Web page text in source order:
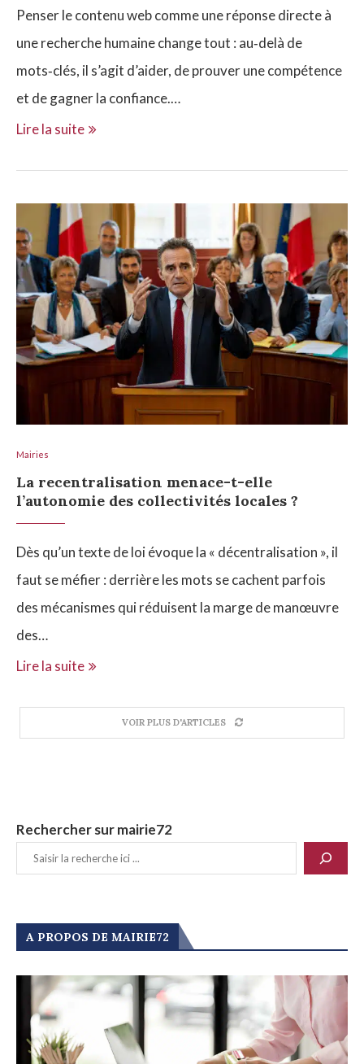
Penser le contenu web comme une réponse directe à
une recherche humaine change tout : au‑delà de
mots‑clés, il s’agit d’aider, de prouver une compétence
et de gagner la confiance.…
Lire la suite
Mairies
La recentralisation menace-t-elle
l’autonomie des collectivités locales ?
Dès qu’un texte de loi évoque la « décentralisation », il
faut se méfier : derrière les mots se cachent parfois
des mécanismes qui réduisent la marge de manœuvre
des…
Lire la suite
VOIR PLUS D'ARTICLES
Rechercher sur mairie72
A PROPOS DE MAIRIE72